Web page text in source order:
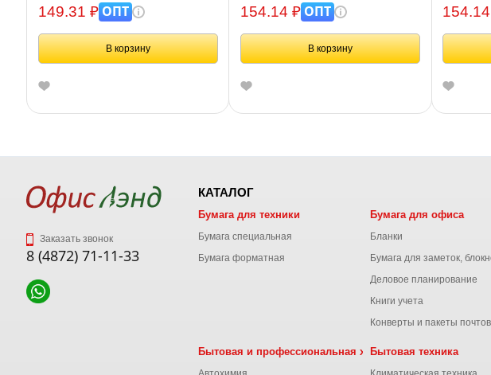
149.31 ₽ОПТ
В корзину
154.14 ₽ОПТ
В корзину
Заказать звонок
8 (4872) 71-11-33
КАТАЛОГ
Бумага для техники
Бумага специальная
Бумага форматная
Бумага для офиса
Бланки
Бумага для заметок,
Деловое планирование
Книги учета
Конверты и пакеты
Бытовая и профессиональная химияБытовая техника